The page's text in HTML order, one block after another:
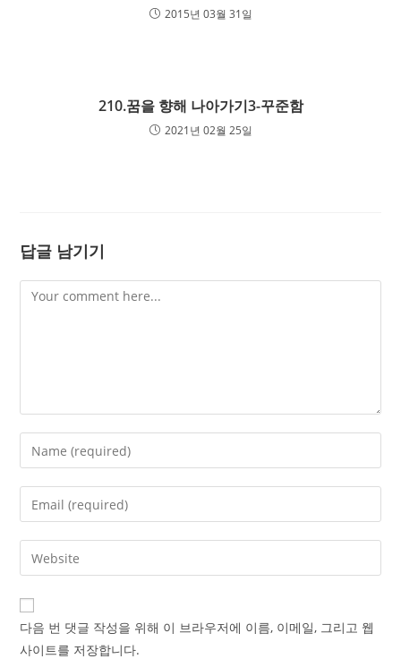
2015년 03월 31일
210.꿈을 향해 나아가기3-꾸준함
2021년 02월 25일
답글 남기기
Comment
Enter
your
name
comment
Enter
your
email
address
comment
Enter
your
website
URL
(optional)
다음 번 댓글 작성을 위해 이 브라우저에 이름, 이메일, 그리고 웹
사이트를 저장합니다.